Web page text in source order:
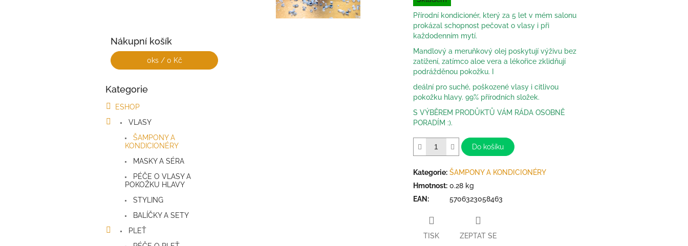
Nákupní košík
0ks / 0 Kč
Přeskočit
Kategorie
ESHOP
VLASY
ŠAMPONY A
KONDICIONÉRY
MASKY A SÉRA
PÉČE O VLASY A
POKOŽKU HLAVY
STYLING
BALÍČKY A SETY
PLEŤ
Přírodní kondicionér, který za 5 let v mém salonu
prokázal schopnost pečovat o vlasy i při
každodenním mytí.
Mandlový a meruňkový olej poskytují výživu bez
zatížení, zatímco aloe vera a lékořice zklidňují
podrážděnou pokožku. I
deální pro suché, poškozené vlasy i citlivou
pokožku hlavy. 99% přírodních složek.
S VÝBĚREM PRODŮKTŮ VÁM RÁDA OSOBNĚ
PORADÍM :).
Do košíku
Kategorie: ŠAMPONY A KONDICIONÉRY
Hmotnost: 0.28 kg
EAN: 5706323058463
TISK ZEPTAT SE